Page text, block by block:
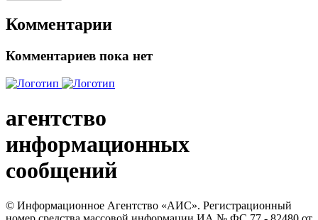
Комментарии
Комментариев пока нет
агентство
информационных
сообщений
© Информационное Агентство «АИС». Регистрационный